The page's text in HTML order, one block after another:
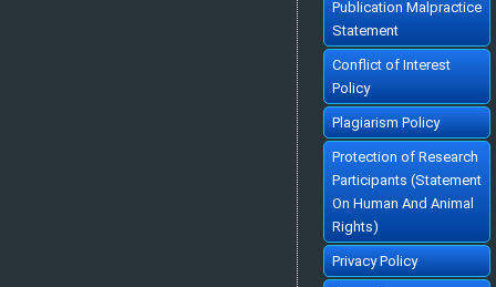
KUR POLİTİKASININ DIŞ TİCARET DENGESİNİ SAĞLAMADAKİ
THE ROLE OF EXCHANGE RATE POLICY IN THE ESTABLISHMENT OF TRADE
[Turkish]
70 times [Click to see citing articles]
TÜRKİYE'DE EĞİTİMİN EKONOMİK BÜYÜMEYE KATKISI
CONTRIBUTION OF EDUCATION TO ECONOMIC GROWTH IN TURKEY[Turkish]
69 times [Click to see citing articles]
TÜRKİYE'DE VERGİ AHLAKINI BELİRLEYEN FAKTÖRLER ÜZERİNE BİR
AN EMPRICAL ANALYSIS OF TAX MORALE IN TURKEY [Turkish]
Ali Rıza GÖKBUNAR, Sibel SELİM, Halit YANIKKAYA
Publication Malpractice
Statement
Conflict of Interest
Policy
Plagiarism Policy
Protection of Research
Participants (Statement
On Human And Animal
Rights)
Privacy Policy